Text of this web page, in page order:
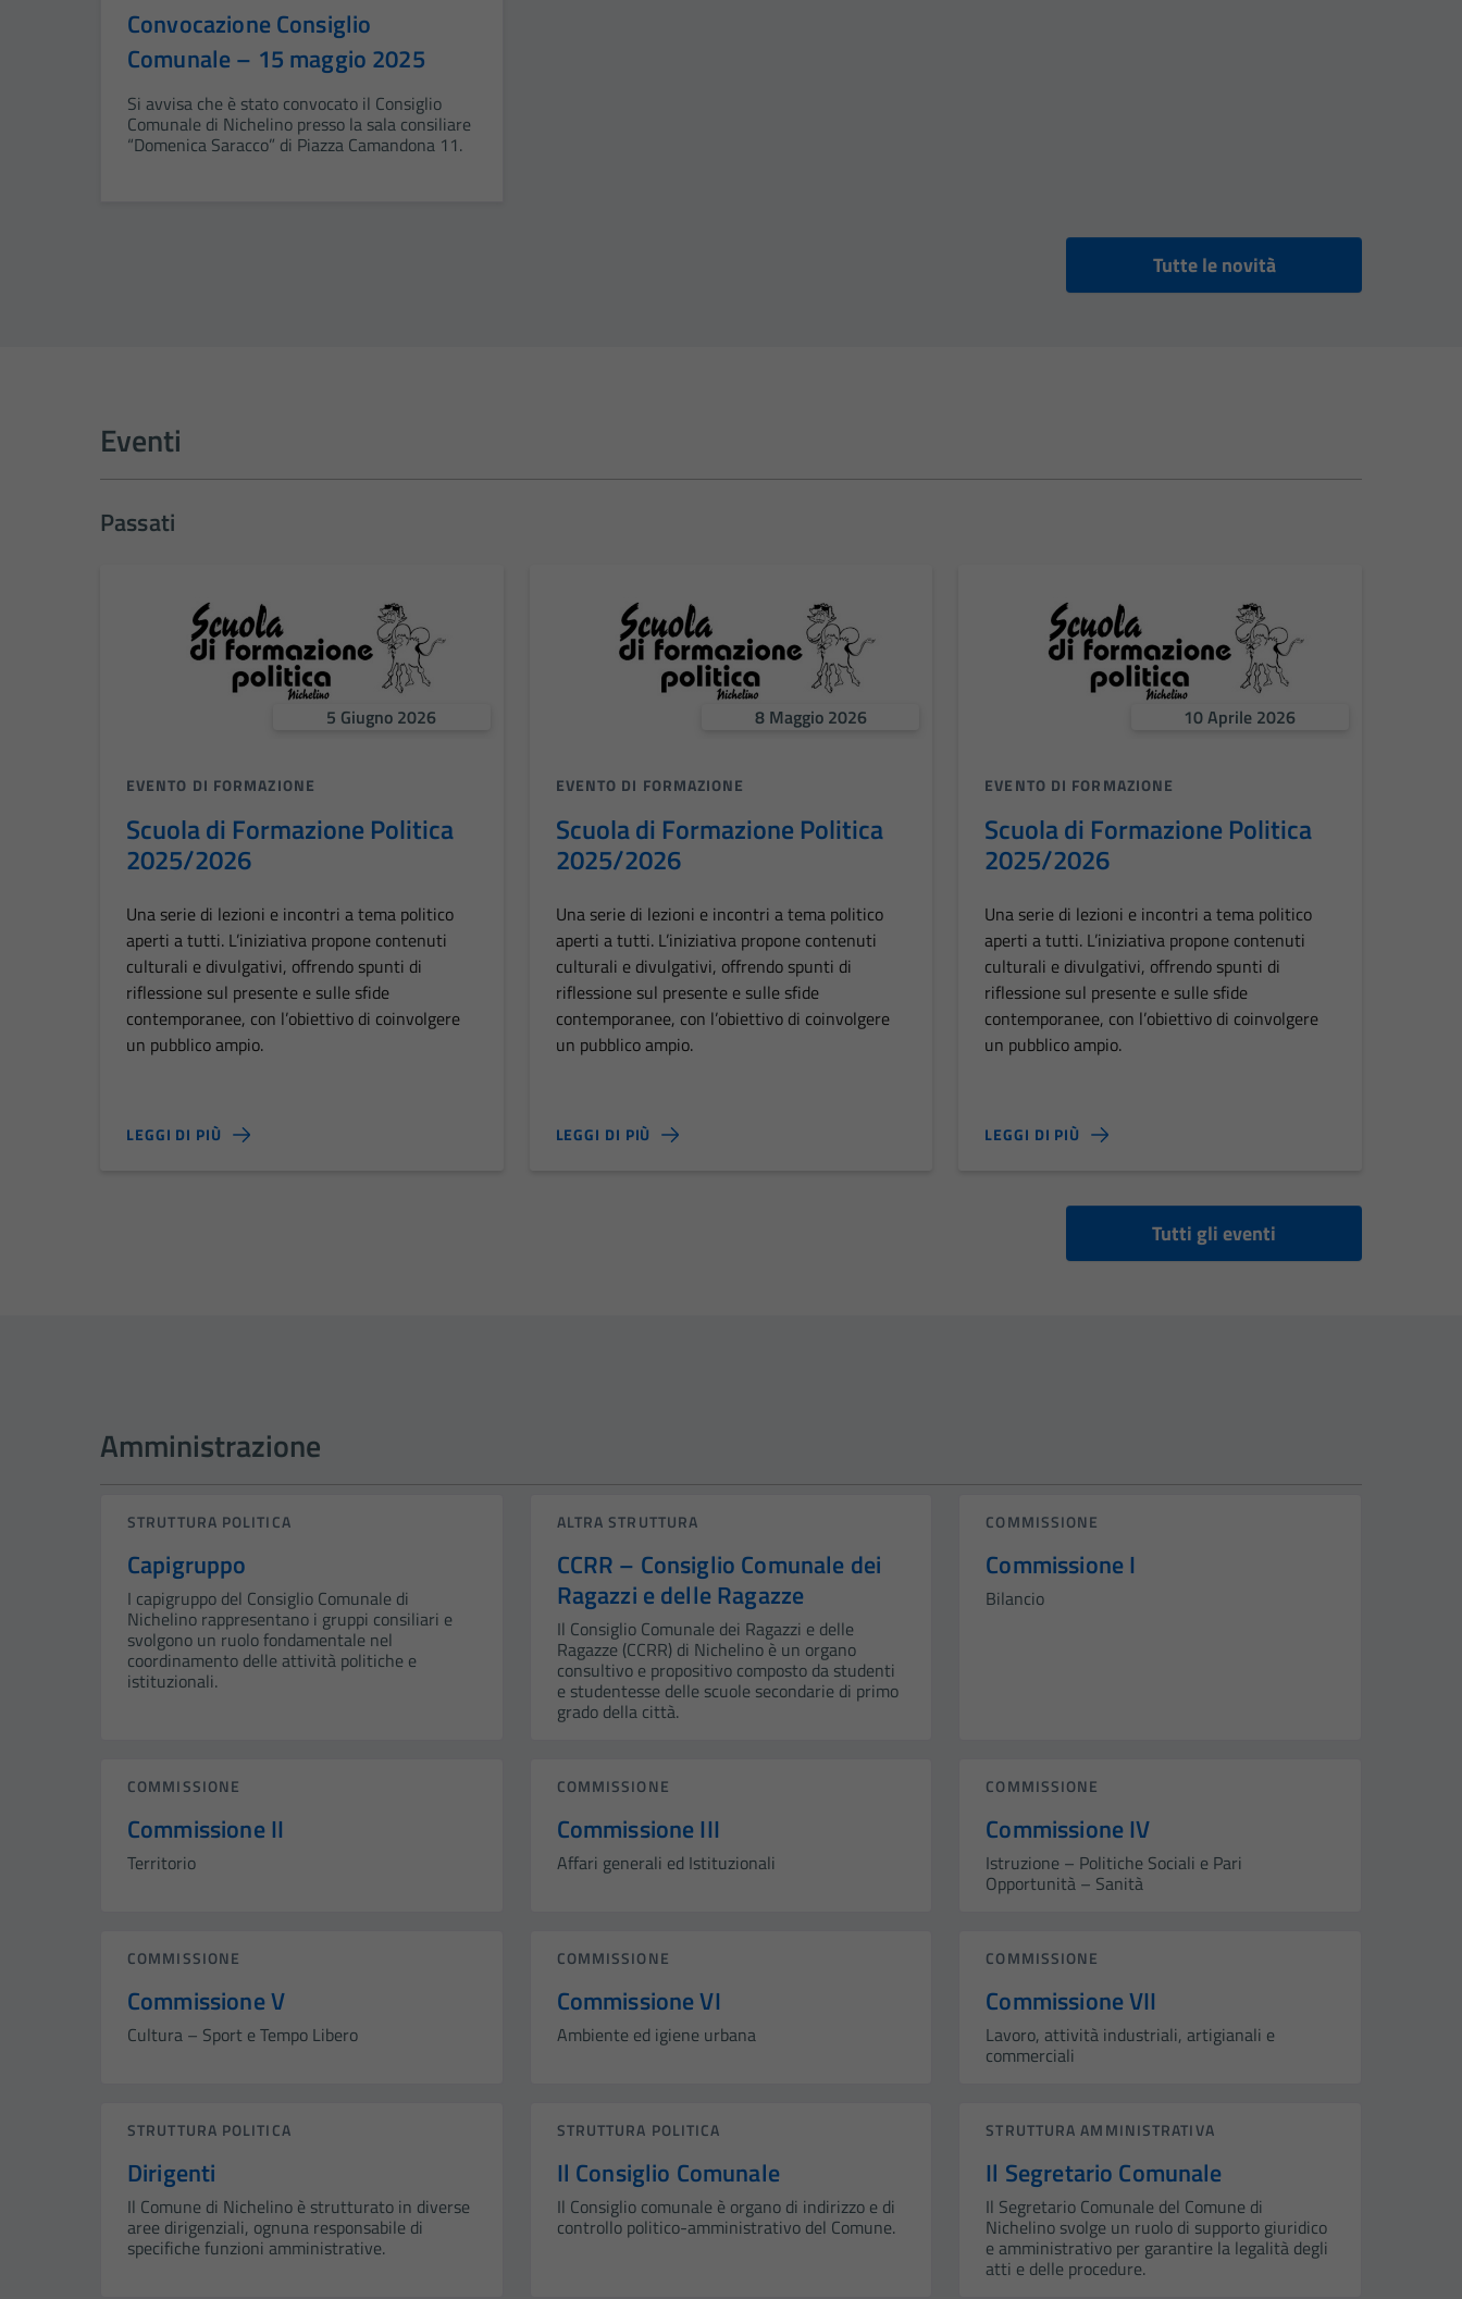
Convocazione Consiglio
Comunale – 15 maggio 2025
Si avvisa che è stato convocato il Consiglio
Comunale di Nichelino presso la sala consiliare
“Domenica Saracco” di Piazza Camandona 11.
Tutte le novità
Eventi
Passati
5 Giugno 2026
EVENTO DI FORMAZIONE
Scuola di Formazione Politica
2025/2026
Una serie di lezioni e incontri a tema politico
aperti a tutti. L’iniziativa propone contenuti
culturali e divulgativi, offrendo spunti di
riflessione sul presente e sulle sfide
contemporanee, con l’obiettivo di coinvolgere
un pubblico ampio.
LEGGI DI PIÙ
8 Maggio 2026
EVENTO DI FORMAZIONE
Scuola di Formazione Politica
2025/2026
Una serie di lezioni e incontri a tema politico
aperti a tutti. L’iniziativa propone contenuti
culturali e divulgativi, offrendo spunti di
riflessione sul presente e sulle sfide
contemporanee, con l’obiettivo di coinvolgere
un pubblico ampio.
LEGGI DI PIÙ
10 Aprile 2026
EVENTO DI FORMAZIONE
Scuola di Formazione Politica
2025/2026
Una serie di lezioni e incontri a tema politico
aperti a tutti. L’iniziativa propone contenuti
culturali e divulgativi, offrendo spunti di
riflessione sul presente e sulle sfide
contemporanee, con l’obiettivo di coinvolgere
un pubblico ampio.
LEGGI DI PIÙ
Tutti gli eventi
Amministrazione
STRUTTURA POLITICA
Capigruppo
I capigruppo del Consiglio Comunale di
Nichelino rappresentano i gruppi consiliari e
svolgono un ruolo fondamentale nel
coordinamento delle attività politiche e
istituzionali.
ALTRA STRUTTURA
CCRR – Consiglio Comunale dei
Ragazzi e delle Ragazze
Il Consiglio Comunale dei Ragazzi e delle
Ragazze (CCRR) di Nichelino è un organo
consultivo e propositivo composto da studenti
e studentesse delle scuole secondarie di primo
grado della città.
COMMISSIONE
Commissione I
Bilancio
COMMISSIONE
Commissione II
Territorio
COMMISSIONE
Commissione III
Affari generali ed Istituzionali
COMMISSIONE
Commissione IV
Istruzione – Politiche Sociali e Pari
Opportunità – Sanità
COMMISSIONE
Commissione V
Cultura – Sport e Tempo Libero
COMMISSIONE
Commissione VI
Ambiente ed igiene urbana
COMMISSIONE
Commissione VII
Lavoro, attività industriali, artigianali e
commerciali
STRUTTURA POLITICA
Dirigenti
Il Comune di Nichelino è strutturato in diverse
aree dirigenziali, ognuna responsabile di
specifiche funzioni amministrative.
STRUTTURA POLITICA
Il Consiglio Comunale
Il Consiglio comunale è organo di indirizzo e di
controllo politico-amministrativo del Comune.
STRUTTURA AMMINISTRATIVA
Il Segretario Comunale
Il Segretario Comunale del Comune di
Nichelino svolge un ruolo di supporto giuridico
e amministrativo per garantire la legalità degli
atti e delle procedure.